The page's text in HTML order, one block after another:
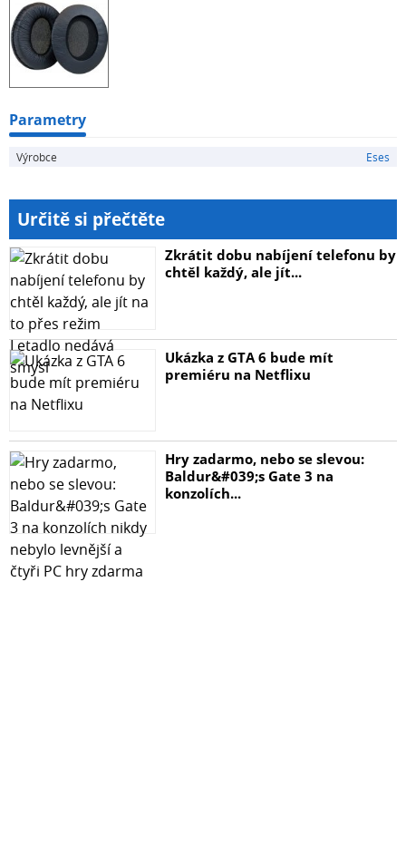
Parametry
Výrobce Eses
Určitě si přečtěte
Zkrátit dobu nabíjení telefonu by
chtěl každý, ale jít...
Ukázka z GTA 6 bude mít
premiéru na Netflixu
Hry zadarmo, nebo se slevou:
Baldur&#039;s Gate 3 na
konzolích...